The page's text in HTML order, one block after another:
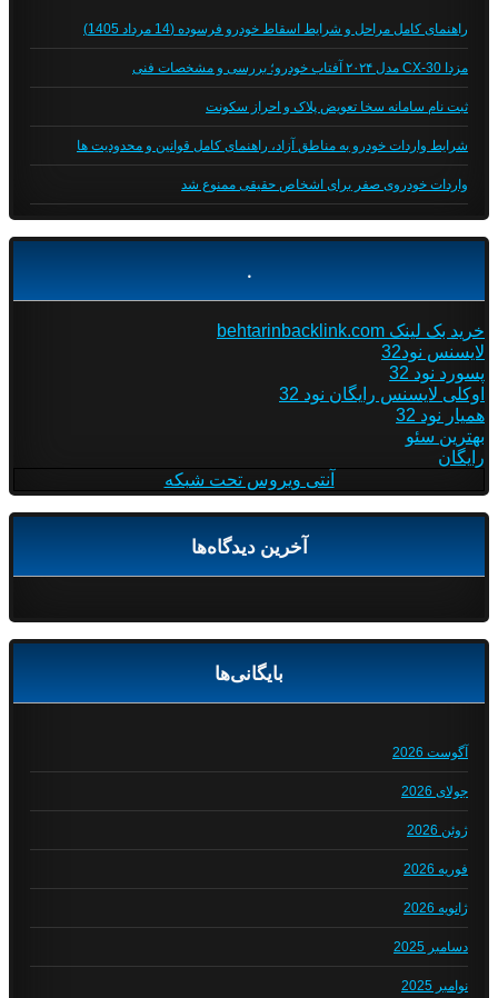
راهنمای کامل مراحل و شرایط اسقاط خودرو فرسوده (14 مرداد 1405)
مزدا CX-30 مدل ۲۰۲۴ آفتاب خودرو؛ بررسی و مشخصات فنی
ثبت نام سامانه سخا تعویض پلاک و احراز سکونت
شرایط واردات خودرو به مناطق آزاد، راهنمای کامل قوانین و محدودیت ها
واردات خودروی صفر برای اشخاص حقیقی ممنوع شد
.
خرید بک لینک behtarinbacklink.com
لایسنس نود32
پسورد نود 32
اوکلی لایسنس رایگان نود 32
همیار نود 32
بهترین سئو
رایگان
آنتی ویروس تحت شبکه
آخرین دیدگاه‌ها
بایگانی‌ها
آگوست 2026
جولای 2026
ژوئن 2026
فوریه 2026
ژانویه 2026
دسامبر 2025
نوامبر 2025